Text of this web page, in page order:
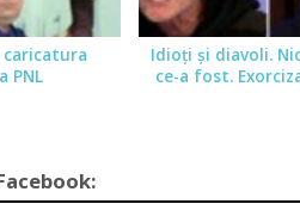
caricatura
PNL
Idioţi şi diavoli.
ce-a fost.